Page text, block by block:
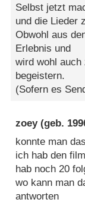
Selbst jetzt
und die Lieder
Obwohl aus
Erlebnis und
wird wohl auch
begeistern.
(Sofern es
zoey(geb.
konnte man
ich hab den
hab noch 20
wo kann man
antworten